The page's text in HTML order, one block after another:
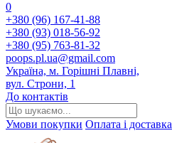
0
+380 (96) 167-41-88
+380 (93) 018-56-92
+380 (95) 763-81-32
poops.pl.ua@gmail.com
Україна, м. Горішні Плавні,
вул. Строни, 1
До контактів
Умови покупки Оплата і доставка